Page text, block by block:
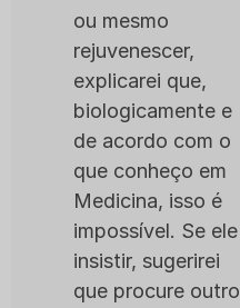
ou mesmo
rejuvenescer,
explicarei que,
biologicamente e
de acordo com o
que conheço em
Medicina, isso é
impossível. Se ele
insistir, sugerirei
que procure outro